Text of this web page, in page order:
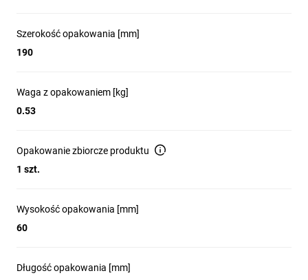
Szerokość opakowania [mm]
190
Waga z opakowaniem [kg]
0.53
Opakowanie zbiorcze produktu
1 szt.
Wysokość opakowania [mm]
60
Długość opakowania [mm]